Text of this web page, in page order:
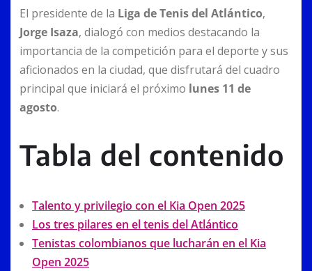
El presidente de la Liga de Tenis del Atlántico,
Jorge Isaza, dialogó con medios destacando la
importancia de la competición para el deporte y sus
aficionados en la ciudad, que disfrutará del cuadro
principal que iniciará el próximo lunes 11 de
agosto.
Tabla del contenido
Talento y privilegio con el Kia Open 2025
Los tres pilares en el tenis del Atlántico
Tenistas colombianos que lucharán en el Kia
Open 2025